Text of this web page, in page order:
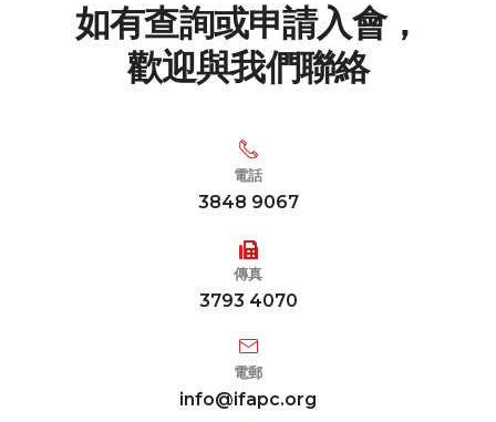
如有查詢或申請入會，
歡迎與我們聯絡
電話
3848 9067
傳真
3793 4070
電郵
info@ifapc.org